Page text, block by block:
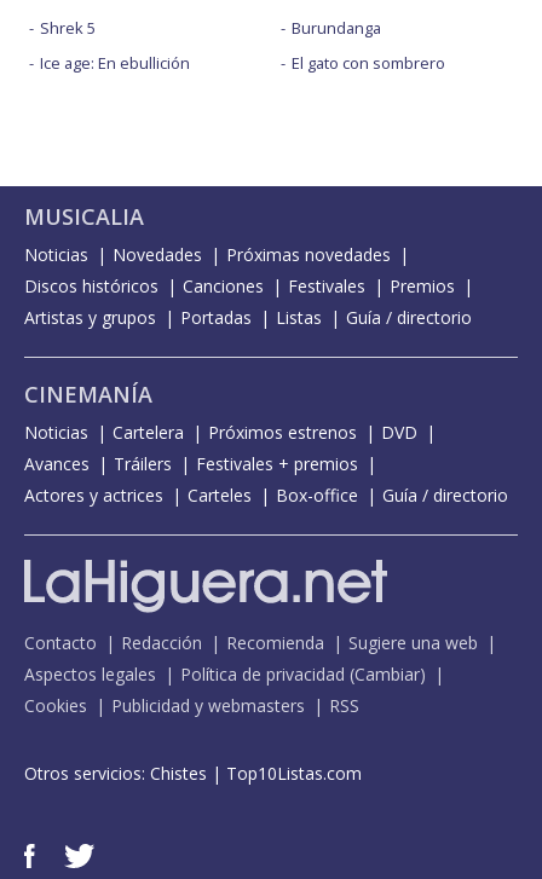
Shrek 5
Ice age: En ebullición
Burundanga
El gato con sombrero
MUSICALIA
Noticias Novedades
Próximas novedades
Discos históricos
Canciones Festivales
Premios
Artistas y grupos
Portadas Listas Guía / directorio
CINEMANÍA
Noticias Cartelera Próximos estrenos
DVD
Avances
Tráilers
Festivales + premios
Actores y actrices
Carteles Box-office Guía / directorio
Contacto Redacción Recomienda
Sugiere una web
Aspectos legales
Política de privacidad (Cambiar)
Cookies
Publicidad y webmasters RSS
Otros servicios: Chistes | Top10Listas.com